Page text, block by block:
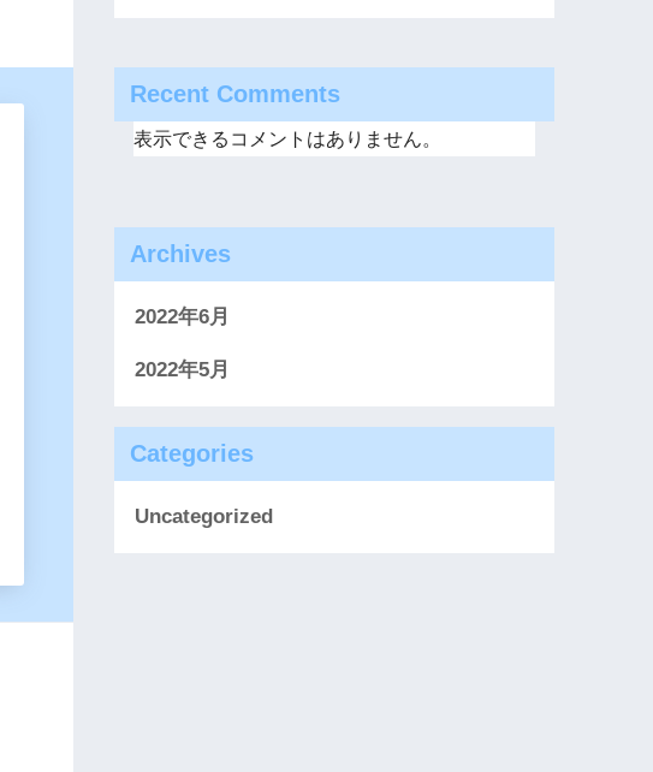
Recent Comments
表示できるコメントはありません。
Archives
2022年6月
2022年5月
Categories
Uncategorized